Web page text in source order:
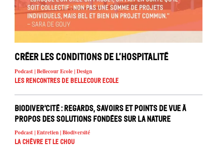
Créer les conditions de l’hospitalité
Podcast | Bellecour Ecole | Design
Les rencontres de Bellecour Ecole
Biodiver’cité : regards, savoirs et points de vue à
propos des solutions fondées sur la nature
Podcast | Entretien | Biodiversité
La chèvre et le chou